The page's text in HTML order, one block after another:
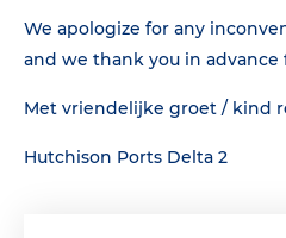
We apologize for any
and we thank you in
Met vriendelijke groet / kind
Hutchison Ports Delta 2